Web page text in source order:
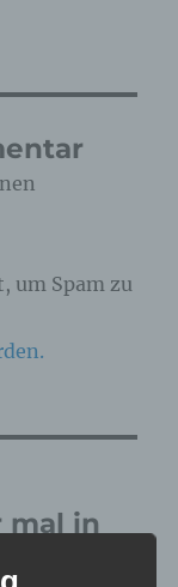
um Spam zu
mal in